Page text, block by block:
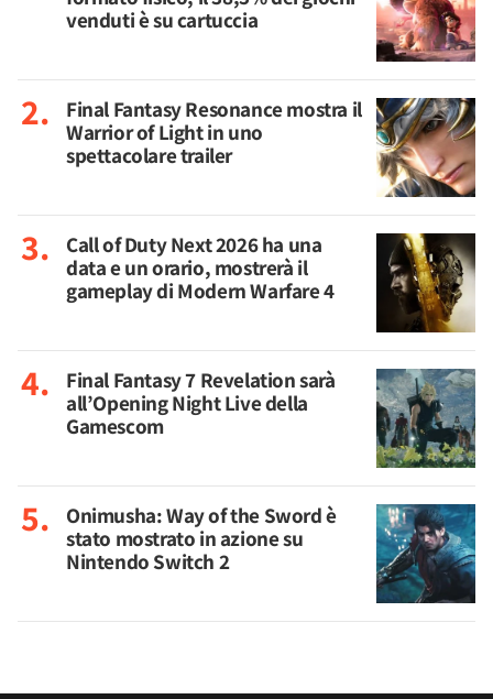
venduti è su cartuccia
Final Fantasy Resonance mostra il
Warrior of Light in uno
spettacolare trailer
Call of Duty Next 2026 ha una
data e un orario, mostrerà il
gameplay di Modern Warfare 4
Final Fantasy 7 Revelation sarà
all’Opening Night Live della
Gamescom
Onimusha: Way of the Sword è
stato mostrato in azione su
Nintendo Switch 2